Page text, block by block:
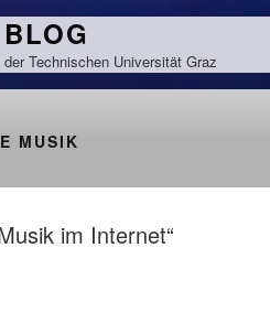
Technischen Universität Graz
MUSIK
im Internet“